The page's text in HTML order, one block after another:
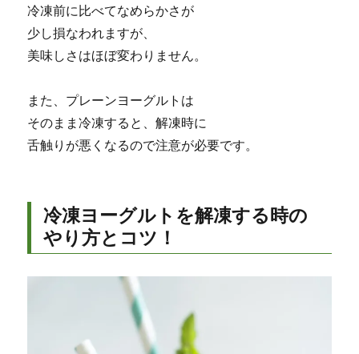
冷凍前に比べてなめらかさが
少し損なわれますが、
美味しさはほぼ変わりません。
また、プレーンヨーグルトは
そのまま冷凍すると、解凍時に
舌触りが悪くなるので注意が必要です。
冷凍ヨーグルトを解凍する時の
やり方とコツ！